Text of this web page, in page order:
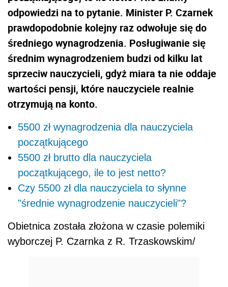
odpowiedzi na to pytanie. Minister P. Czarnek
prawdopodobnie kolejny raz odwołuje się do
średniego wynagrodzenia. Posługiwanie się
średnim wynagrodzeniem budzi od kilku lat
sprzeciw nauczycieli, gdyż miara ta nie oddaje
wartości pensji, które nauczyciele realnie
otrzymują na konto.
5500 zł wynagrodzenia dla nauczyciela
początkującego
5500 zł brutto dla nauczyciela
początkującego, ile to jest netto?
Czy 5500 zł dla nauczyciela to słynne
"średnie wynagrodzenie nauczycieli"?
Obietnica została złożona w czasie polemiki
wyborczej P. Czarnka z R. Trzaskowskim/